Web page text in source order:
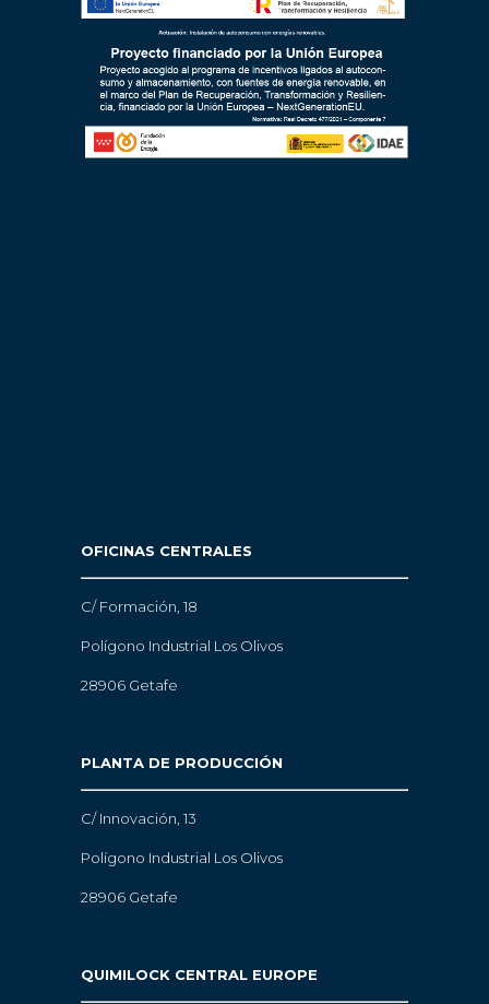
OFICINAS CENTRALES
C/ Formación, 18
Polígono Industrial Los Olivos
28906 Getafe
PLANTA DE PRODUCCIÓN
C/ Innovación, 13
Polígono Industrial Los Olivos
28906 Getafe
QUIMILOCK CENTRAL EUROPE